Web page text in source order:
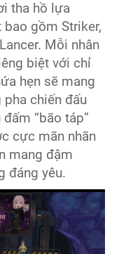
tha hồ lựa
gồm Striker,
Mỗi nhân
biệt với chỉ
hẹn sẽ mang
chiến đấu
“bão táp”
cực mãn nhãn
mang đậm
đáng yêu.